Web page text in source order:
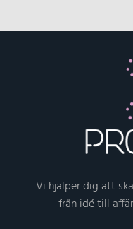
Vi hjälper dig att
från idé till